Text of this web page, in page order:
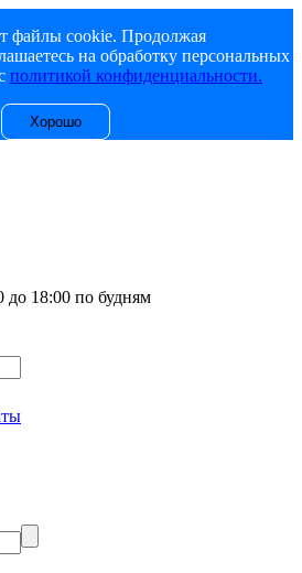
файлы cookie. Продолжая
на обработку персональных
политикой конфиденциальности.
Хорошо
до 18:00 по будням